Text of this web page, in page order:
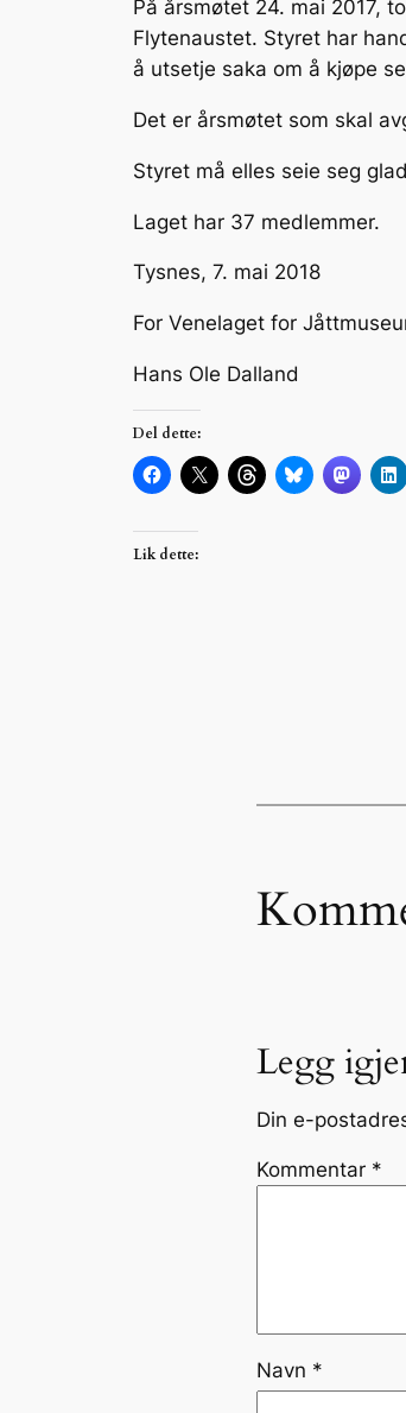
På årsmøtet 24. mai 2017,
Flytenaustet. Styret har
å utsetje saka om å kjøpe
Det er årsmøtet som skal
Styret må elles seie seg
Laget har 37 medlemmer.
Tysnes, 7. mai 2018
For Venelaget for
Hans Ole
Del dette:
Lik dette:
Legg
Din e-
Kommentar *
Navn *